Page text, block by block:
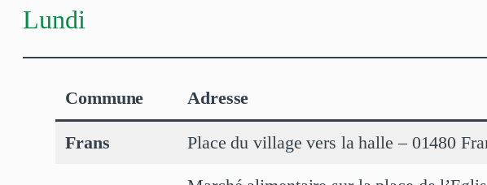
Lundi
Commune Adresse
Frans Place du village vers la halle – 01480